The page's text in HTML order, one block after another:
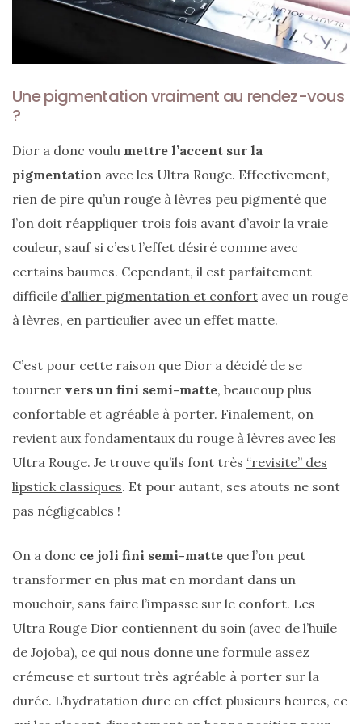
Comparatif :
les
sacs
et
Mini
Marly
Ateliers
Auguste,
choisir
02/05/2026
DU BLOG
Actualités
Conseils
beauté
(54)
Favoris
et
déceptions
(27)
Une pigmentation vraiment au rendez-vous
?
Dior a donc voulu mettre l’accent sur la
pigmentation avec les Ultra Rouge. Effectivement,
rien de pire qu’un rouge à lèvres peu pigmenté que
l’on doit réappliquer trois fois avant d’avoir la vraie
couleur, sauf si c’est l’effet désiré comme avec
certains baumes. Cependant, il est parfaitement
difficile d’allier pigmentation et confort avec un rouge
à lèvres, en particulier avec un effet matte.
C’est pour cette raison que Dior a décidé de se
tourner vers un fini semi-matte, beaucoup plus
confortable et agréable à porter. Finalement, on
revient aux fondamentaux du rouge à lèvres avec les
Ultra Rouge. Je trouve qu’ils font très “revisite” des
lipstick classiques. Et pour autant, ses atouts ne sont
pas négligeables !
On a donc ce joli fini semi-matte que l’on peut
transformer en plus mat en mordant dans un
mouchoir, sans faire l’impasse sur le confort. Les
Ultra Rouge Dior contiennent du soin (avec de l’huile
de Jojoba), ce qui nous donne une formule assez
crémeuse et surtout très agréable à porter sur la
durée. L’hydratation dure en effet plusieurs heures, ce